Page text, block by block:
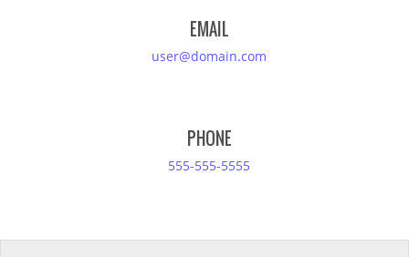
EMAIL
user@domain.com
PHONE
555-555-5555